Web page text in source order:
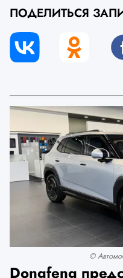
ПОДЕЛИТЬСЯ
©
Dongfeng